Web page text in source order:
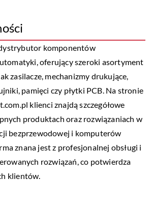
komponentów
oferujący szeroki asortyment
zasilacze, mechanizmy drukujące,
pamięci czy płytki PCB. Na stronie
klienci znajdą szczegółowe
produktach oraz rozwiązaniach w
bezprzewodowej i komputerów
znana jest z profesjonalnej obsługi i
rozwiązań, co potwierdza
klientów.